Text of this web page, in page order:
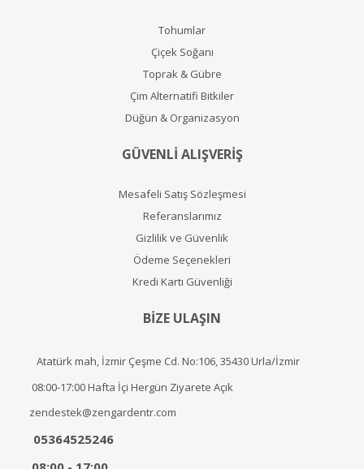
Tohumlar
Çiçek Soğanı
Toprak & Gübre
Çim Alternatifi Bitkiler
Düğün & Organizasyon
GÜVENLİ ALIŞVERİŞ
Mesafeli Satış Sözleşmesi
Referanslarımız
Gizlilik ve Güvenlik
Ödeme Seçenekleri
Kredi Kartı Güvenliği
BİZE ULAŞIN
Atatürk mah, İzmir Çeşme Cd. No:106, 35430 Urla/İzmir
08:00-17:00 Hafta İçi Hergün Ziyarete Açık
zendestek@zengardentr.com
05364525246